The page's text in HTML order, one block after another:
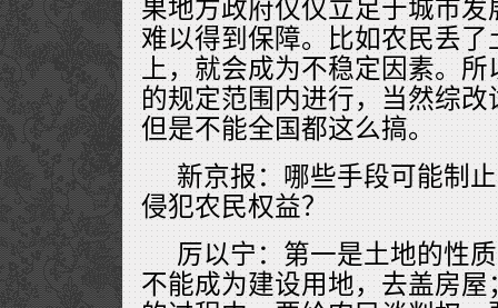
果地方政府仅仅立足于城市
难以得到保障。比如农民丢
上，就会成为不稳定因素。
的规定范围内进行，当然综
但是不能全国都这么搞。
新京报：哪些手段可能制
侵犯农民权益？
厉以宁：第一是土地的性
不能成为建设用地，去盖房屋